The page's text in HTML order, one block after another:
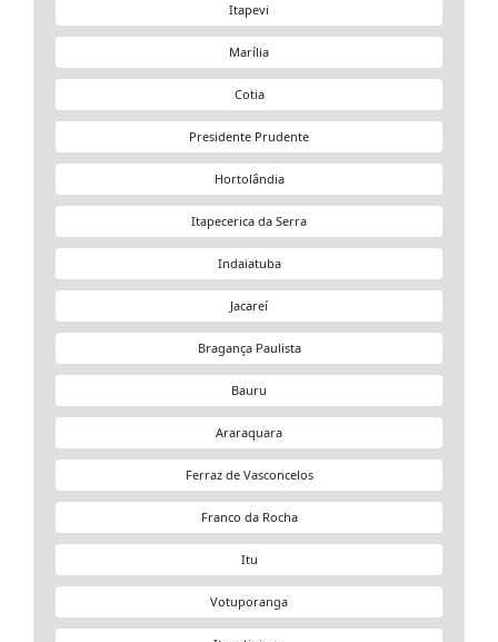
Itapevi
Marília
Cotia
Presidente Prudente
Hortolândia
Itapecerica da Serra
Indaiatuba
Jacareí
Bragança Paulista
Bauru
Araraquara
Ferraz de Vasconcelos
Franco da Rocha
Itu
Votuporanga